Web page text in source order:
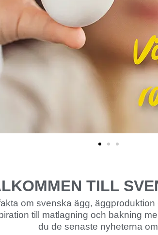
TILL
om svenska ägg,
till matlagning och bakning
du de senaste nyheterna